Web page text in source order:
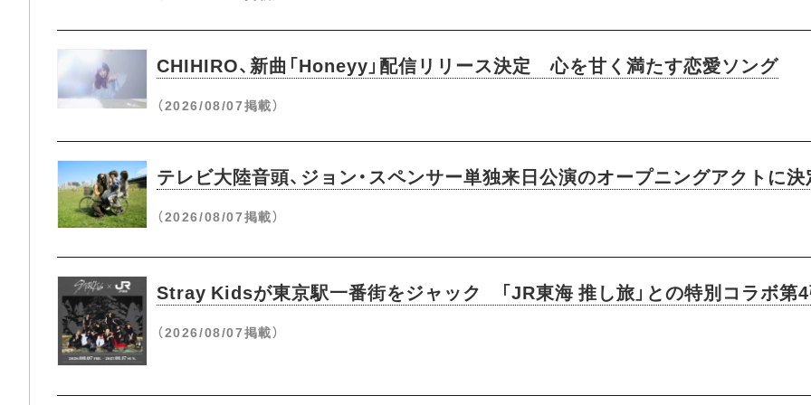
CHIHIRO、新曲「Honeyy」配信リリース決定 心を甘く満たす恋愛ソング
（2026/08/07掲載）
テレビ大陸音頭、ジョン・スペンサー単独来日公演のオープニングアクトに決
（2026/08/07掲載）
Stray Kidsが東京駅一番街をジャック 「JR東海 推し旅」との特別コラボ第
（2026/08/07掲載）